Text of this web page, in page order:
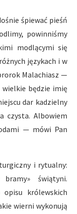
śpiewać pieśń
powinniśmy
modlącymi się
językach i w
Malachiasz —
wielkie będzie imię
dar kadzielny
czysta. Albowiem
— mówi Pan
i rytualny:
bramy» świątyni.
królewskich
wierni wykonują